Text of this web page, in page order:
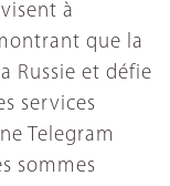
à
que la
Russie et défie
services
Telegram
sommes